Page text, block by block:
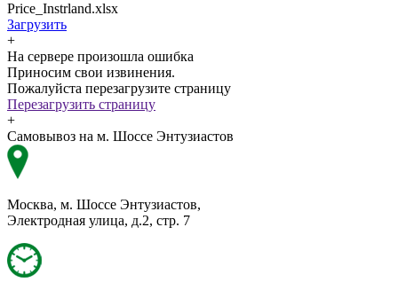
Price_Instrland.xlsx
Загрузить
+
На сервере произошла ошибка
Приносим свои извинения.
Пожалуйста перезагрузите страницу
Перезагрузить страницу
+
Самовывоз на м. Шоссе Энтузиастов
Москва, м. Шоссе Энтузиастов,
Электродная улица, д.2, стр. 7